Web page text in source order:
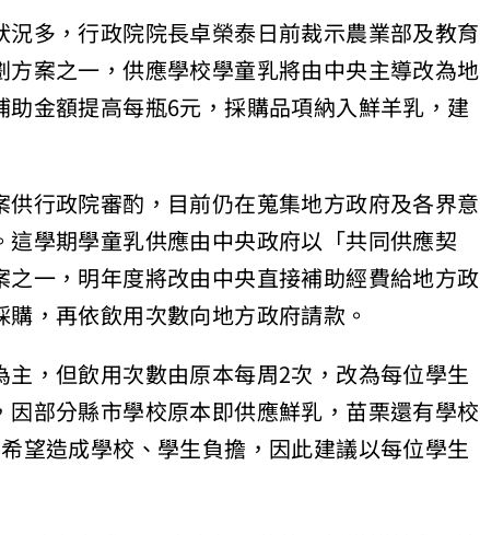
多，行政院院長卓榮泰日前裁示農業部及教育
案之一，供應學校學童乳將由中央主導改為地
金額提高每瓶6元，採購品項納入鮮羊乳，建
行政院審酌，目前仍在蒐集地方政府及各界意
學期學童乳供應由中央政府以「共同供應契
一，明年度將改由中央直接補助經費給地方政
，再依飲用次數向地方政府請款。
，但飲用次數由原本每周2次，改為每位學生
部分縣市學校原本即供應鮮乳，苗栗還有學校
望造成學校、學生負擔，因此建議以每位學生